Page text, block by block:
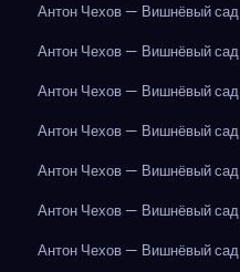
Антон Чехов — Вишнёвый сад
Антон Чехов — Вишнёвый сад
Антон Чехов — Вишнёвый сад
Антон Чехов — Вишнёвый сад
Антон Чехов — Вишнёвый сад
Антон Чехов — Вишнёвый сад
Антон Чехов — Вишнёвый сад